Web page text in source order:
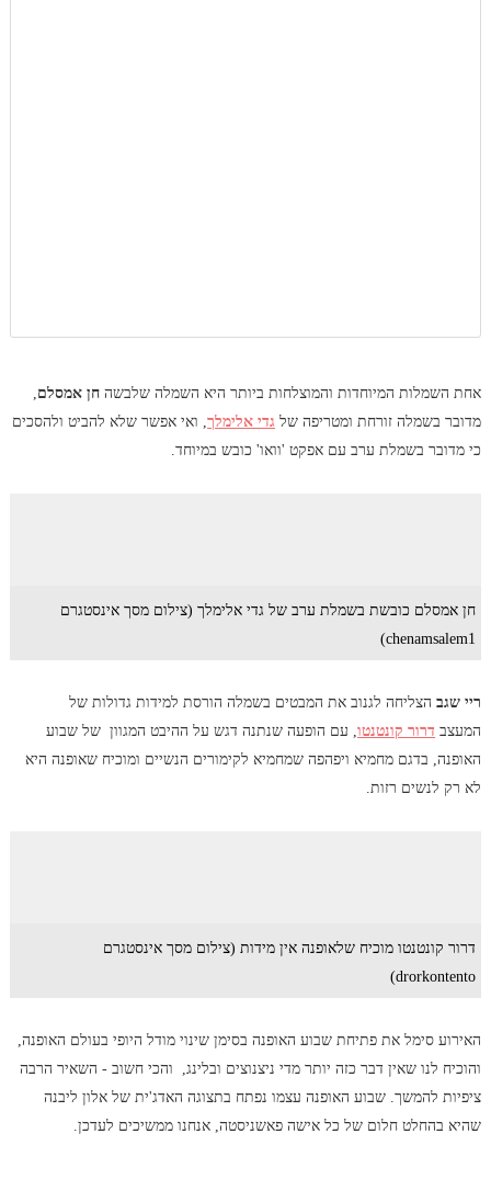
אחת השמלות המיוחדות והמוצלחות ביותר היא השמלה שלבשה חן אמסלם
מדובר בשמלה זורחת ומטריפה של גדי אלימלך, ואי אפשר שלא להביט ולהסכים
כי מדובר בשמלת ערב עם אפקט 'וואו' כובש במיוחד.
חן אמסלם כובשת בשמלת ערב של גדי אלימלך (צילום מסך אינסטגרם
chenamsalem1)
ריי שגב הצליחה לגנוב את המבטים בשמלה הורסת למידות גדולות של
המעצב דרור קונטנטו, עם הופעה שנתנה דגש על ההיבט המגוון של שבוע
האופנה, בדגם מחמיא ויפהפה שמחמיא לקימורים הנשיים ומוכיח שאופנה היא
לא רק לנשים רזות.
דרור קונטנטו מוכיח שלאופנה אין מידות (צילום מסך אינסטגרם
drorkontento)
האירוע סימל את פתיחת שבוע האופנה בסימן שינוי מודל היופי בעולם האופנה,
והוכיח לנו שאין דבר כזה יותר מדי ניצנוצים ובלינג, והכי חשוב - השאיר הרבה
ציפיות להמשך. שבוע האופנה עצמו נפתח בתצוגה האדג'ית של אלון ליבנה
שהיא בהחלט חלום של כל אישה פאשניסטה, אנחנו ממשיכים לעדכן.